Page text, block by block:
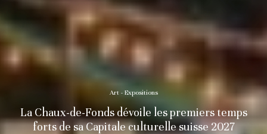
Art - Expositions
La Chaux-de-Fonds dévoile les premiers temps
forts de sa Capitale culturelle suisse 2027